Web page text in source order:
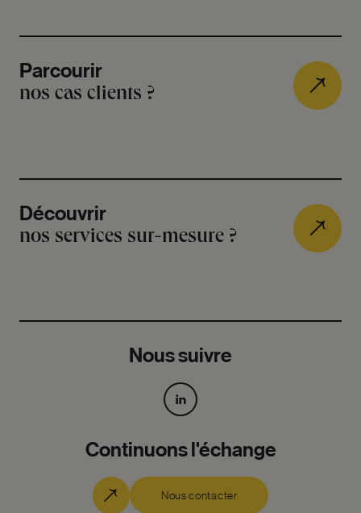
Parcourir
nos cas clients ?
Découvrir
nos services sur-mesure ?
Nous suivre
Continuons l'échange
Nous contacter